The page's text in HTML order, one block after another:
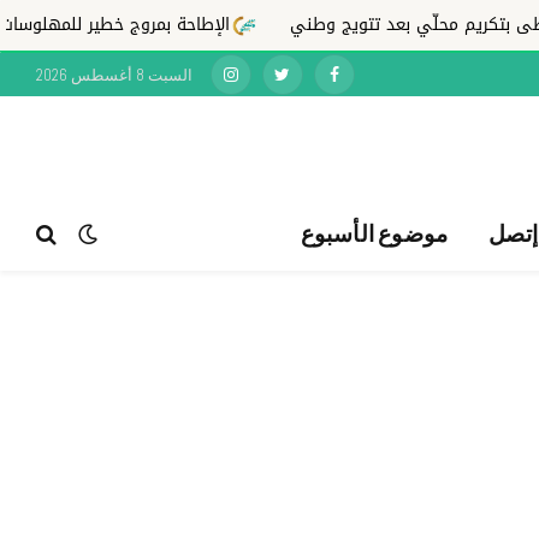
محلّي بعد تتويج وطني الإطاحة بمروج خطير للمهلوسات
Facebook
Twitter
Instagram
السبت 8 أغسطس 2026
إتصل موضوع الأسبوع